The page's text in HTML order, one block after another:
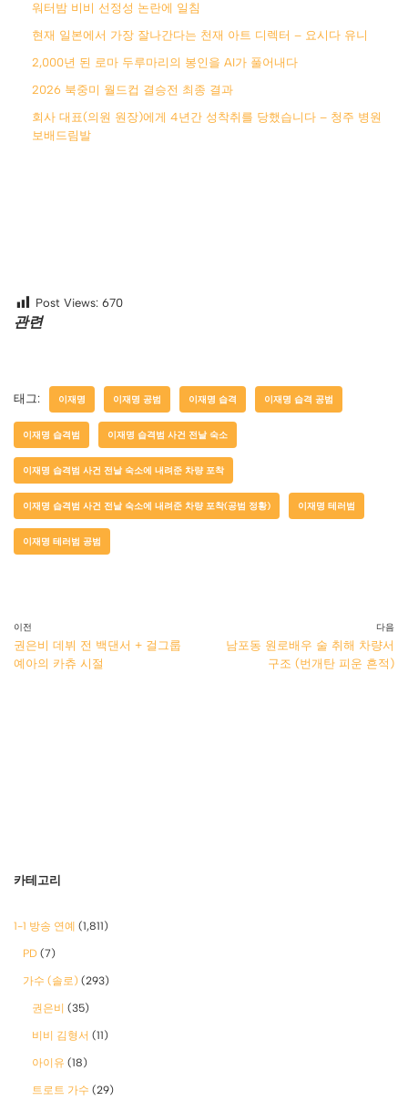
워터밤 비비 선정성 논란에 일침
현재 일본에서 가장 잘나간다는 천재 아트 디렉터 – 요시다 유니
2,000년 된 로마 두루마리의 봉인을 AI가 풀어내다
2026 북중미 월드컵 결승전 최종 결과
회사 대표(의원 원장)에게 4년간 성착취를 당했습니다 – 청주 병원
보배드림발
Post Views: 670
관련
태그: 이재명 이재명 공범 이재명 습격 이재명 습격 공범
이재명 습격범 이재명 습격범 사건 전날 숙소
이재명 습격범 사건 전날 숙소에 내려준 차량 포착
이재명 습격범 사건 전날 숙소에 내려준 차량 포착(공범 정황) 이재명 테러범
이재명 테러범 공범
이전
권은비 데뷔 전 백댄서 + 걸그룹
예아의 카츄 시절
다음
남포동 원로배우 술 취해 차량서
구조 (번개탄 피운 흔적)
카테고리
1-1 방송 연예 (1,811)
PD (7)
가수 (솔로) (293)
권은비 (35)
비비 김형서 (11)
아이유 (18)
트로트 가수 (29)